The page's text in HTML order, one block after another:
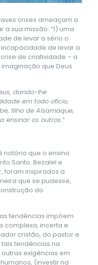
crises ameaçam a
sua missão: “1) uma
de levar a sério o
de levar a
de criatividade – a
que Deus
dando-lhe
em todo ofício,
filho de Aisamaque,
ensinar os outros.”
notório que o ensino
Santo. Bezalel e
foram inspirados a
que se pudesse,
do
tendências impõem
complexa, incerta e
cristão, do pastor e
tendências na
exigências em
(investir na